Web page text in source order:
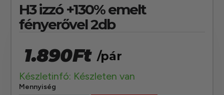
H3 izzó +130% emelt
fényerővel 2db
1.890Ft /pár
Készletinfó: Készleten van
Mennyiség